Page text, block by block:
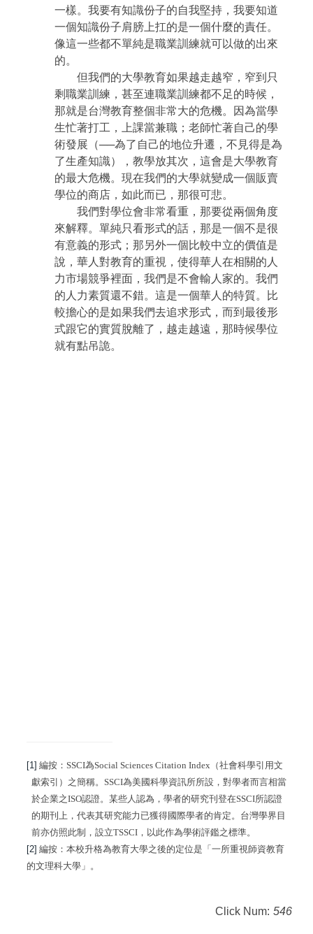
一樣。我要有知識份子的自我堅持，我要知道
一個知識份子肩膀上扛的是一個什麼的責任。
像這一些都不單純是職業訓練就可以做的出來
的。
但我們的大學教育如果越走越窄，窄到只
剩職業訓練，甚至連職業訓練都不足的時候，
那就是台灣教育整個非常大的危機。因為當學
生忙著打工，上課當兼職；老師忙著自己的學
術發展（──為了自己的地位升遷，不見得是為
了生產知識），教學放其次，這會是大學教育
的最大危機。現在我們的大學就變成一個販賣
學位的商店，如此而已，那很可悲。
我們對學位會非常看重，那要從兩個角度
來解釋。單純只看形式的話，那是一個不是很
有意義的形式；那另外一個比較中立的價值是
說，華人對教育的重視，使得華人在相關的人
力市場競爭裡面，我們是不會輸人家的。我們
的人力素質還不錯。這是一個華人的特質。比
較擔心的是如果我們去追求形式，而到最後形
式跟它的實質脫離了，越走越遠，那時候學位
就有點吊詭。
[1] 編按： SSCI為Social Sciences Citation Index （社會科學引用文
獻索引） 之簡稱。 SSCI為美國科學資訊所所設，對學者而言相當
於企業之ISO認證。某些人認為，學者的研究刊登在SSCI所認證
的期刊上，代表其研究能力已獲得國際學者的肯定。台灣學界目
前亦仿照此制，設立TSSCI，以此作為學術評鑑之標準。
[2] 編按：本校升格為教育大學之後的定位是「一所重視師資教育
的文理科大學」。
Click Num: 546